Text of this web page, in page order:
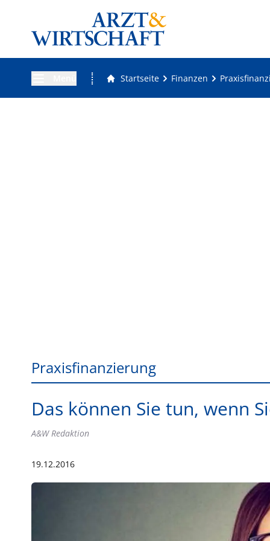
Startseite Finanzen
Praxisfinanzierung
Das können Sie tun, wenn
A&W Redaktion
19.12.2016